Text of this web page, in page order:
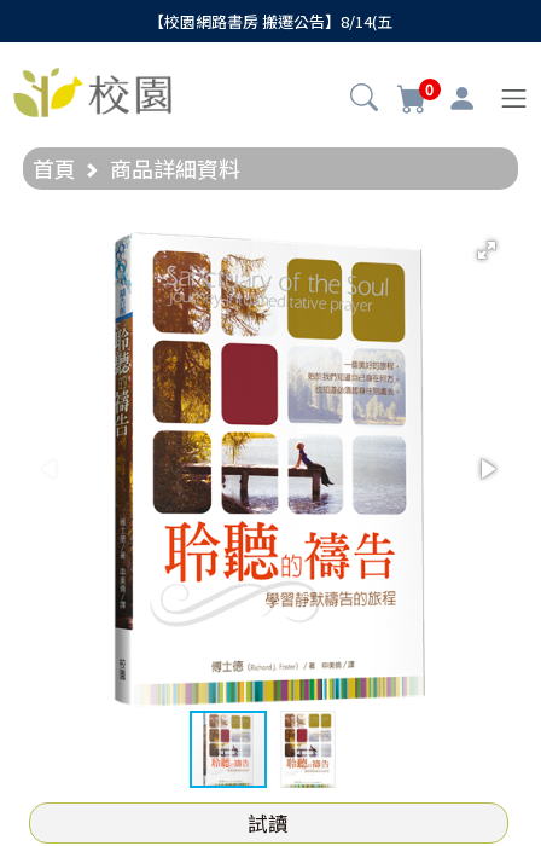
【校園網路書房 搬遷公告】8/14(五
0
首頁 商品詳細資料
試讀